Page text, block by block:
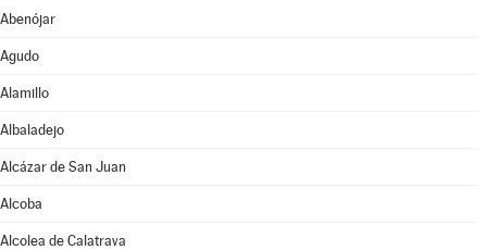
Abenójar
Agudo
Alamillo
Albaladejo
Alcázar de San Juan
Alcoba
Alcolea de Calatrava